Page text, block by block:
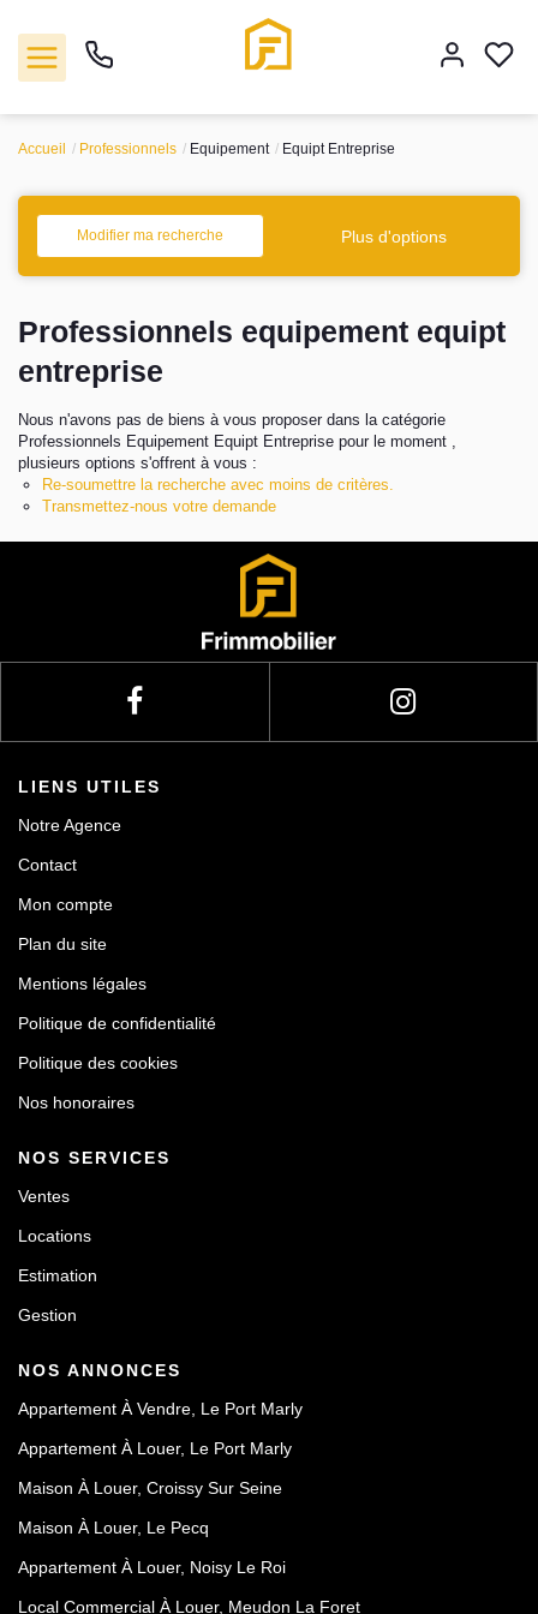
Vente
Location
Biens vendus
Estimation
Contact
Accueil Professionnels Equipement Equipt Entreprise
Modifier ma recherche Plus d'options
Professionnels equipement equipt
entreprise
Nous n'avons pas de biens à vous proposer dans la catégorie
Professionnels Equipement Equipt Entreprise pour le moment ,
plusieurs options s'offrent à vous :
Re-soumettre la recherche avec moins de critères.
Transmettez-nous votre demande
LIENS UTILES
Notre Agence
Contact
Mon compte
Plan du site
Mentions légales
Politique de confidentialité
Politique des cookies
Nos honoraires
NOS SERVICES
Ventes
Locations
Estimation
Gestion
NOS ANNONCES
Appartement À Vendre, Le Port Marly
Appartement À Louer, Le Port Marly
Maison À Louer, Croissy Sur Seine
Maison À Louer, Le Pecq
Appartement À Louer, Noisy Le Roi
Local Commercial À Louer, Meudon La Foret